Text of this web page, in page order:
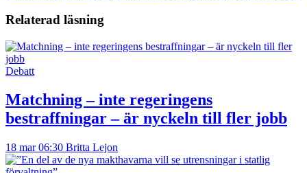
Relaterad läsning
Debatt
Matchning – inte regeringens
bestraffningar – är nyckeln till fler jobb
18 mar 06:30 Britta Lejon